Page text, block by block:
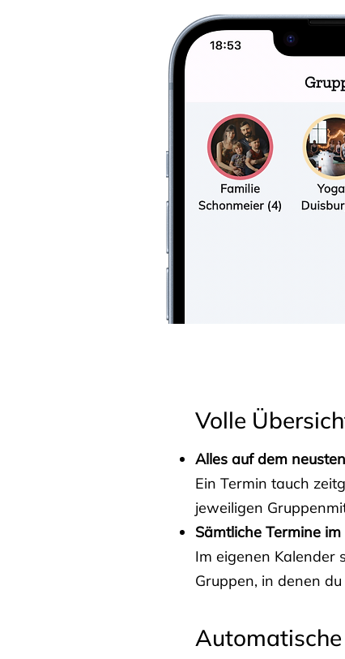
Volle
Alles auf dem
Ein Termin tauch
jeweiligen
Sämtliche Termine
Im eigenen Kalender
Gruppen, in denen